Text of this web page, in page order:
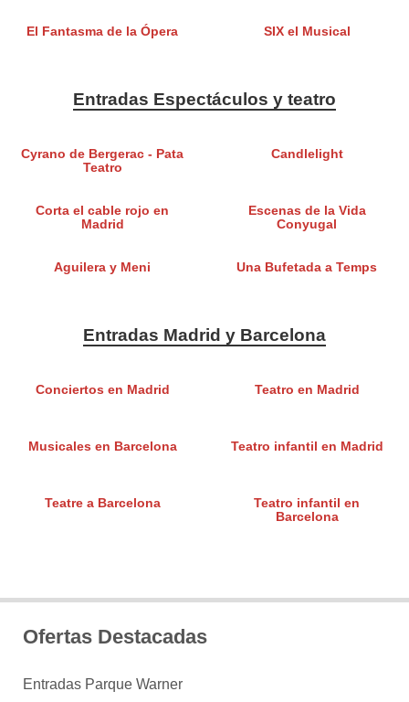
El Fantasma de la Ópera SIX el Musical
Entradas Espectáculos y teatro
Cyrano de Bergerac - Pata
Teatro
Candlelight
Corta el cable rojo en
Madrid
Escenas de la Vida
Conyugal
Aguilera y Meni Una Bufetada a Temps
Entradas Madrid y Barcelona
Conciertos en Madrid Teatro en Madrid
Musicales en Barcelona Teatro infantil en Madrid
Teatre a Barcelona
Teatro infantil en
Barcelona
Ofertas Destacadas
Entradas Parque Warner